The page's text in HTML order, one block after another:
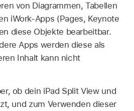
von Diagrammen, Tabellen
iWork-Apps (Pages, Keynote
diese Objekte bearbeitbar.
Apps werden diese als
Inhalt kann nicht
ob dein iPad Split View und
und zum Verwenden dieser